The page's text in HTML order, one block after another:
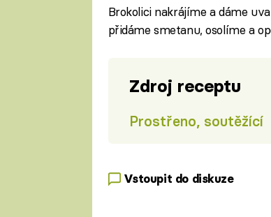
Brokolici nakrájíme a dáme
přidáme smetanu, osolíme a
Zdroj receptu
Prostřeno, soutěžící
Vstoupit do diskuze